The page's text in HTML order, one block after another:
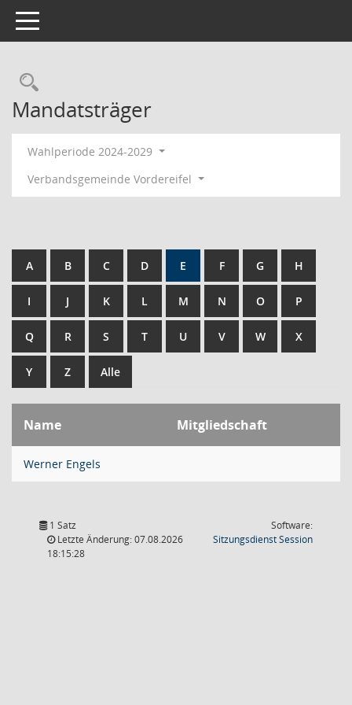
Toggle navigation
Rechercheauswahl
Mandatsträger
Wahlperiode 2024-2029
Verbandsgemeinde Vordereifel
A B C D E F G H
I J K L M N O P
Q R S T U V W X
Y Z Alle
Name Mitgliedschaft
Werner Engels
1 Satz
Letzte Änderung: 07.08.2026
18:15:28
Software:
SitzungsdienstSession(Wird in